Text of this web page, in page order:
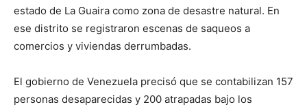
estado de La Guaira como zona de desastre natural. En
ese distrito se registraron escenas de saqueos a
comercios y viviendas derrumbadas.
El gobierno de Venezuela precisó que se contabilizan 157
personas desaparecidas y 200 atrapadas bajo los